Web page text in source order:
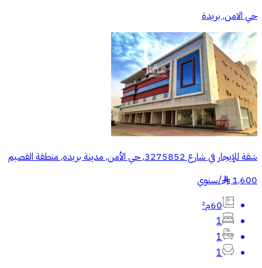
حي الامن, بريدة
شقة للإيجار في شارع 3275852, حي الأمن, مدينة بريده, منطقة القصيم
1,600
§
/سنوي
60م²
1
1
1